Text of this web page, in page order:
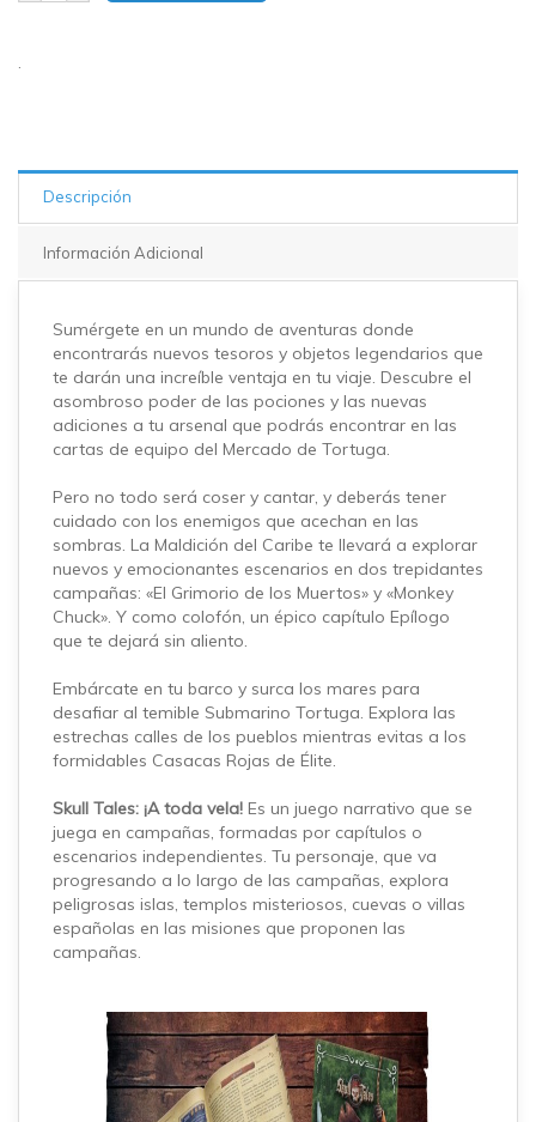
Descripción
Información Adicional
Sumérgete en un mundo de aventuras donde
encontrarás nuevos tesoros y objetos legendarios que
te darán una increíble ventaja en tu viaje. Descubre el
asombroso poder de las pociones y las nuevas
adiciones a tu arsenal que podrás encontrar en las
cartas de equipo del Mercado de Tortuga.
Pero no todo será coser y cantar, y deberás tener
cuidado con los enemigos que acechan en las
sombras. La Maldición del Caribe te llevará a explorar
nuevos y emocionantes escenarios en dos trepidantes
campañas: «El Grimorio de los Muertos» y «Monkey
Chuck». Y como colofón, un épico capítulo Epílogo
que te dejará sin aliento.
Embárcate en tu barco y surca los mares para
desafiar al temible Submarino Tortuga. Explora las
estrechas calles de los pueblos mientras evitas a los
formidables Casacas Rojas de Élite.
Skull Tales: ¡A toda vela! Es un juego narrativo que se
juega en campañas, formadas por capítulos o
escenarios independientes. Tu personaje, que va
progresando a lo largo de las campañas, explora
peligrosas islas, templos misteriosos, cuevas o villas
españolas en las misiones que proponen las
campañas.